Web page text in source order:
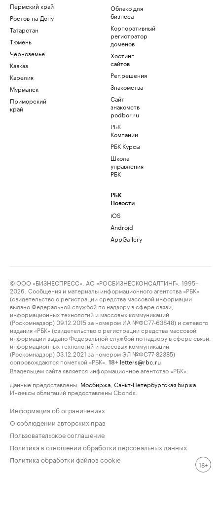
Пермский край
Ростов-на-Дону
Татарстан
Тюмень
Черноземье
Кавказ
Карелия
Мурманск
Приморский
край
Облако для
бизнеса
Корпоративный
регистратор
доменов
Хостинг
сайтов
Рег.решения
Знакомства
Сайт
знакомств
podbor.ru
РБК
Компании
РБК Курсы
Школа
управления
РБК
РБК
Новости
iOS
Android
AppGallery
© ООО «БИЗНЕСПРЕСС», АО «РОСБИЗНЕСКОНСАЛТИНГ», 1995–
2026. Сообщения и материалы информационного агентства «РБК»
(свидетельство о регистрации средства массовой информации
выдано Федеральной службой по надзору в сфере связи,
информационных технологий и массовых коммуникаций
(Роскомнадзор) 09.12.2015 за номером ИА №ФС77-63848) и сетевого
издания «РБК» (свидетельство о регистрации средства массовой
информации выдано Федеральной службой по надзору в сфере связи,
информационных технологий и массовых коммуникаций
(Роскомнадзор) 03.12.2021 за номером ЭЛ №ФС77-82385)
сопровождаются пометкой «РБК».
18+ letters@rbc.ru
Владельцем сайта является информационное агентство «РБК».
Данные предоставлены: Мосбиржа Санкт-Петербургская биржа
Индексы облигаций предоставлены Cbonds.
Информация об ограничениях
О соблюдении авторских прав
Пользовательское соглашение
Политика в отношении обработки персональных данных
Политика обработки файлов cookie
18+